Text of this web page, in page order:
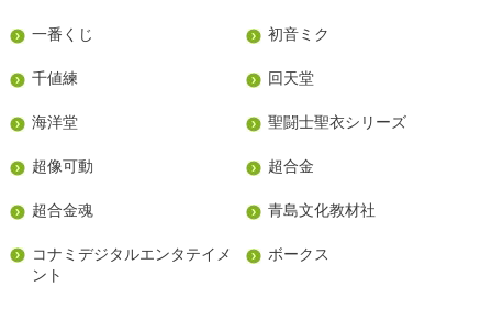
一番くじ 初音ミク
千値練 回天堂
海洋堂 聖闘士聖衣シリーズ
超像可動 超合金
超合金魂 青島文化教材社
コナミデジタルエンタテイメ
ント
ボークス